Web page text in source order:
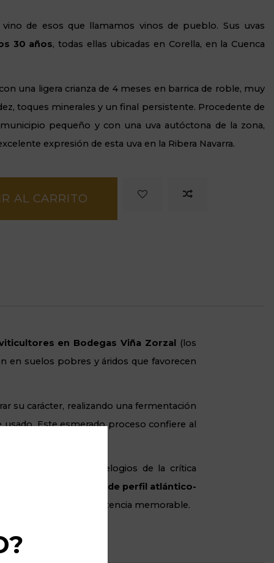
vino de esos que llamamos vinos de pueblo. Sus uvas
30 años, todas ellas ubicadas en Corella, en la Cuenca
una ligera crianza de 4 meses en barrica de roble, muy
toques minerales y un final persistente. Procedente de
pequeño y con una uva autóctona de la zona,
expresión de esta uva en la Ribera Navarra.
AL CARRITO
en Bodegas Viña Zorzal (los
en suelos pobres y áridos que favorecen
su carácter, realizando una fermentación
Este esmerado proceso confiere al
que ha cosechado elogios de la crítica
una frescura vibrante de perfil atlántico-
y de una persistencia memorable.